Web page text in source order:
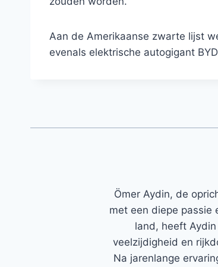
Aan de Amerikaanse zwarte lijst
evenals elektrische autogigant
Ömer Aydin, de
met een diepe passie
land, heeft
veelzijdigheid en
Na jarenlange